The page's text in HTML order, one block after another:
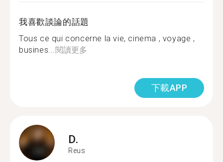
我喜歡談論的話題
Tous ce qui concerne la vie, cinema , voyage ,
busines...閱讀更多
下載APP
D.
Reus